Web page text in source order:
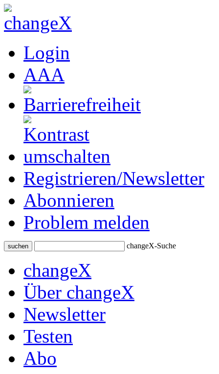
Login
AAA
Registrieren/Newsletter
Abonnieren
Problem melden
suchen changeX-Suche
changeX
Über changeX
Newsletter
Testen
Abo